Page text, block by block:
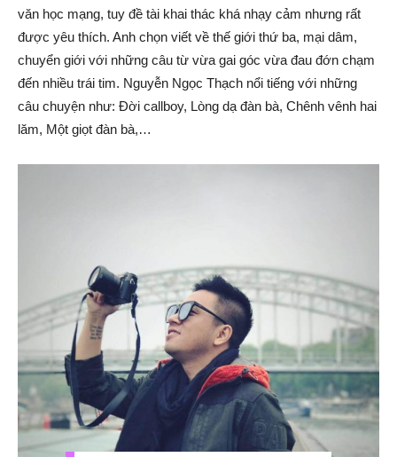
văn học mạng, tuy đề tài khai thác khá nhạy cảm nhưng rất
được yêu thích. Anh chọn viết về thế giới thứ ba, mại dâm,
chuyển giới với những câu từ vừa gai góc vừa đau đớn chạm
đến nhiều trái tim. Nguyễn Ngọc Thạch nổi tiếng với những
câu chuyện như: Đời callboy, Lòng dạ đàn bà, Chênh vênh hai
lăm, Một giọt đàn bà,…